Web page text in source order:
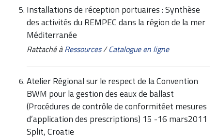
Installations de réception portuaires : Synthèse
des activités du REMPEC dans la région de la mer
Méditerranée
Rattaché à Ressources/Catalogue en ligne
Atelier Régional sur le respect de la Convention
BWM pour la gestion des eaux de ballast
(Procédures de contrôle de conformitéet mesures
d’application des prescriptions) 15 -16 mars2011
Split, Croatie